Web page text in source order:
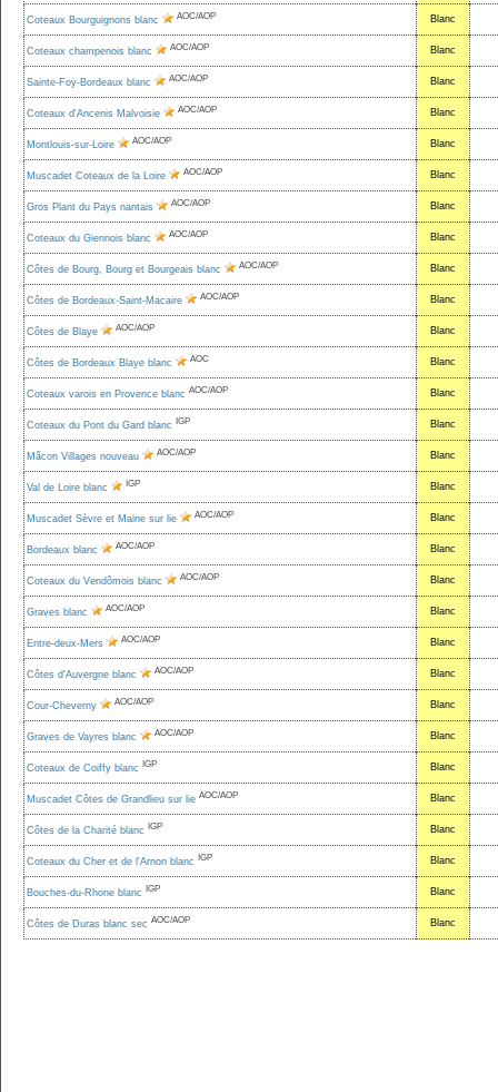
Coteaux Bourguignons blanc AOC/AOP Blanc
Coteaux champenois blanc AOC/AOP Blanc
Sainte-Foy-Bordeaux blanc AOC/AOP Blanc
Coteaux d'Ancenis Malvoisie AOC/AOP Blanc
Montlouis-sur-Loire AOC/AOP Blanc
Muscadet Coteaux de la Loire AOC/AOP Blanc
Gros Plant du Pays nantais AOC/AOP Blanc
Coteaux du Giennois blanc AOC/AOP Blanc
Côtes de Bourg, Bourg et Bourgeais blanc AOC/AOP Blanc
Côtes de Bordeaux-Saint-Macaire AOC/AOP Blanc
Côtes de Blaye AOC/AOP Blanc
Côtes de Bordeaux Blaye blanc AOC Blanc
Coteaux varois en Provence blanc AOC/AOP Blanc
Coteaux du Pont du Gard blanc IGP Blanc
Mâcon Villages nouveau AOC/AOP Blanc
Val de Loire blanc IGP Blanc
Muscadet Sèvre et Maine sur lie AOC/AOP Blanc
Bordeaux blanc AOC/AOP Blanc
Coteaux du Vendômois blanc AOC/AOP Blanc
Graves blanc AOC/AOP Blanc
Entre-deux-Mers AOC/AOP Blanc
Côtes d'Auvergne blanc AOC/AOP Blanc
Cour-Cheverny AOC/AOP Blanc
Graves de Vayres blanc AOC/AOP Blanc
Coteaux de Coiffy blanc IGP Blanc
Muscadet Côtes de Grandlieu sur lie AOC/AOP Blanc
Côtes de la Charité blanc IGP Blanc
Coteaux du Cher et de l'Arnon blanc IGP Blanc
Bouches-du-Rhone blanc IGP Blanc
Côtes de Duras blanc sec AOC/AOP Blanc